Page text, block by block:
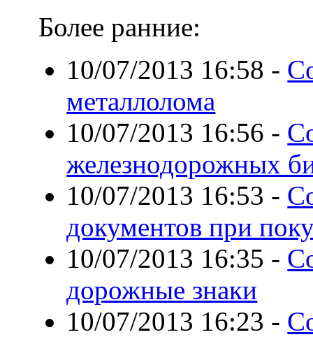
Более ранние:
10/07/2013 16:58 -
металлолома
10/07/2013 16:56 -
железнодорожных
10/07/2013 16:53 -
документов при
10/07/2013 16:35 -
дорожные знаки
10/07/2013 16:23 -